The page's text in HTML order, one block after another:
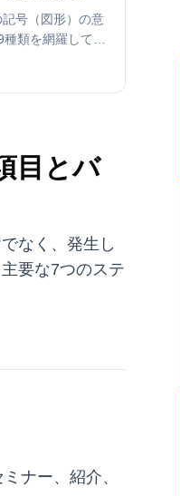
号（図形）の意
類を網羅して一
入出力から、デ
目とバ
なく、発生し
要な7つのステ
ナー、紹介、